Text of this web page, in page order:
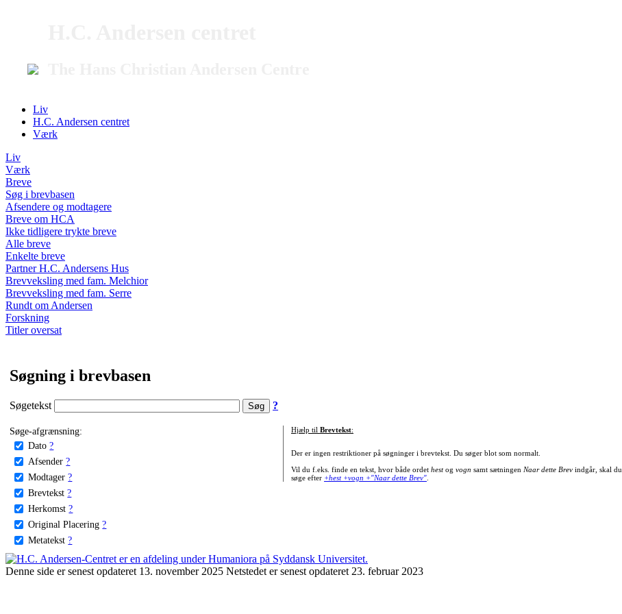
Liv
H.C. Andersen centret
Værk
Liv
Værk
Breve
Søg i brevbasen
Afsendere og modtagere
Breve om HCA
Ikke tidligere trykte breve
Alle breve
Enkelte breve
Partner H.C. Andersens Hus
Brevveksling med fam. Melchior
Brevveksling med fam. Serre
Rundt om Andersen
Forskning
Titler oversat
Søgning i brevbasen
Søgetekst ?
Søge-afgrænsning:
Dato ?
Afsender ?
Modtager ?
Brevtekst ?
Herkomst ?
Original Placering ?
Metatekst ?
Hjælp til Brevtekst:
Der er ingen restriktioner på søgninger i brevtekst. Du søger blot som normalt.
Vil du f.eks. finde en tekst, hvor både ordet hestog vogn samt sætningen Naar dette Brevindgår, skal du
søge efter +hest +vogn +"Naar dette Brev".
Denne side er senest opdateret 13. november 2025 Netstedet er senest opdateret 23. februar 2023